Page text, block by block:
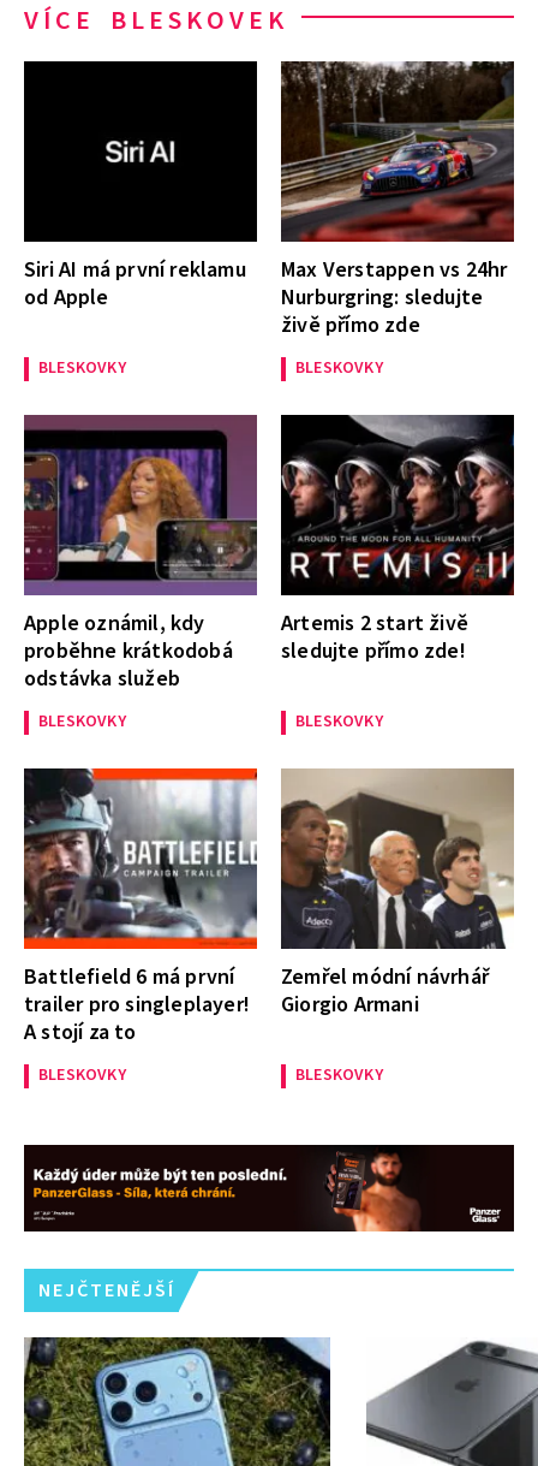
VÍCE BLESKOVEK
Siri AI má první reklamu
od Apple
BLESKOVKY
Max Verstappen vs 24hr
Nurburgring: sledujte
živě přímo zde
BLESKOVKY
Apple oznámil, kdy
proběhne krátkodobá
odstávka služeb
BLESKOVKY
Artemis 2 start živě
sledujte přímo zde!
BLESKOVKY
Battlefield 6 má první
trailer pro singleplayer!
A stojí za to
BLESKOVKY
Zemřel módní návrhář
Giorgio Armani
BLESKOVKY
NEJČTENĚJŠÍ